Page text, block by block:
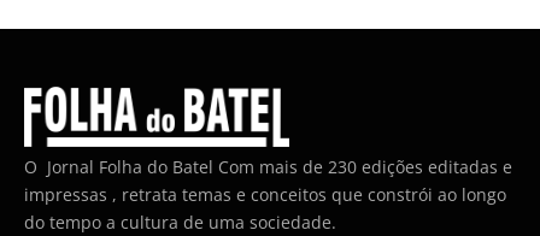
O Jornal Folha do Batel Com mais de 230 edições editadas e
impressas , retrata temas e conceitos que constrói ao longo
do tempo a cultura de uma sociedade.